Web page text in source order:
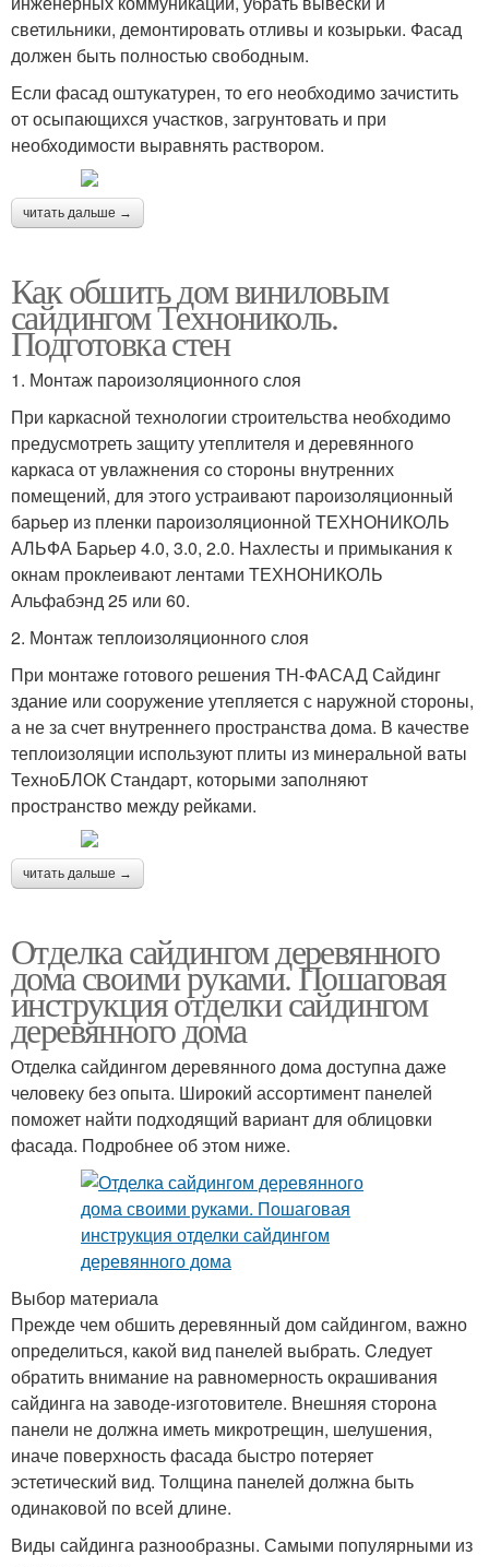
светильники, демонтировать отливы и козырьки. Фасад
должен быть полностью свободным.
Если фасад оштукатурен, то его необходимо зачистить
от осыпающихся участков, загрунтовать и при
необходимости выравнять раствором.
читать дальше →
Как обшить дом виниловым
сайдингом Технониколь.
Подготовка стен
1. Монтаж пароизоляционного слоя
При каркасной технологии строительства необходимо
предусмотреть защиту утеплителя и деревянного
каркаса от увлажнения со стороны внутренних
помещений, для этого устраивают пароизоляционный
барьер из пленки пароизоляционной ТЕХНОНИКОЛЬ
АЛЬФА Барьер 4.0, 3.0, 2.0. Нахлесты и примыкания к
окнам проклеивают лентами ТЕХНОНИКОЛЬ
Альфабэнд 25 или 60.
2. Монтаж теплоизоляционного слоя
При монтаже готового решения ТН-ФАСАД Сайдинг
здание или сооружение утепляется с наружной стороны,
а не за счет внутреннего пространства дома. В качестве
теплоизоляции используют плиты из минеральной ваты
ТехноБЛОК Стандарт, которыми заполняют
пространство между рейками.
читать дальше →
Отделка сайдингом деревянного
дома своими руками. Пошаговая
инструкция отделки сайдингом
деревянного дома
Отделка сайдингом деревянного дома доступна даже
человеку без опыта. Широкий ассортимент панелей
поможет найти подходящий вариант для облицовки
фасада. Подробнее об этом ниже.
Выбор материала
Прежде чем обшить деревянный дом сайдингом, важно
определиться, какой вид панелей выбрать. Cледует
обратить внимание на равномерность окрашивания
сайдинга на заводе-изготовителе. Внешняя сторона
панели не должна иметь микротрещин, шелушения,
иначе поверхность фасада быстро потеряет
эстетический вид. Толщина панелей должна быть
одинаковой по всей длине.
Виды сайдинга разнообразны. Самыми популярными из